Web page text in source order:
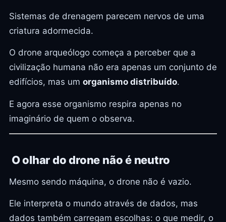
Sistemas de drenagem parecem nervos de uma
criatura adormecida.
O drone arqueólogo começa a perceber que a
civilização humana não era apenas um conjunto de
edifícios, mas um organismo distribuído.
E agora esse organismo respira apenas no
imaginário de quem o observa.
O olhar do drone não é neutro
Mesmo sendo máquina, o drone não é vazio.
Ele interpreta o mundo através de dados, mas
dados também carregam escolhas: o que medir, o